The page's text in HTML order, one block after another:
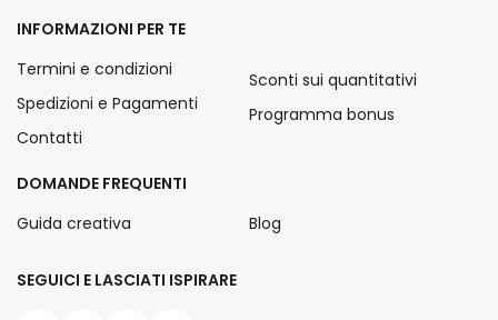
SEGUICI E LASCIATI ISPIRARE
INFORMAZIONI PER TE
Termini e condizioni
Spedizioni e Pagamenti
Contatti
Sconti sui quantitativi
Programma bonus
DOMANDE FREQUENTI
Guida creativa
Blog